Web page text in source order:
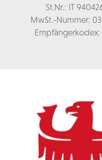
St.Nr.: IT
MwSt.-Nummer:
Empfängerkodex: